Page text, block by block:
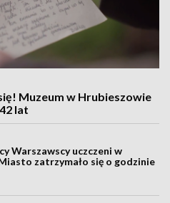
Muzeum w Hrubieszowie
lat
Warszawscy uczczeni w
zatrzymało się o godzinie